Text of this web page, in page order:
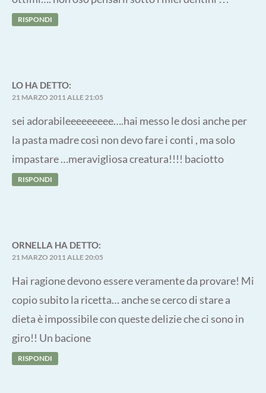
RISPONDI
LO HA DETTO:
21 MARZO 2011 ALLE 21:05
sei adorabileeeeeeeee….hai messo le dosi anche per
la pasta madre così non devo fare i conti , ma solo
impastare …meravigliosa creatura!!!! baciotto
RISPONDI
ORNELLA HA DETTO:
21 MARZO 2011 ALLE 20:05
Hai ragione devono essere veramente da provare! Mi
copio subito la ricetta… anche se cerco di stare a
dieta è impossibile con queste delizie che ci sono in
giro!! Un bacione
RISPONDI